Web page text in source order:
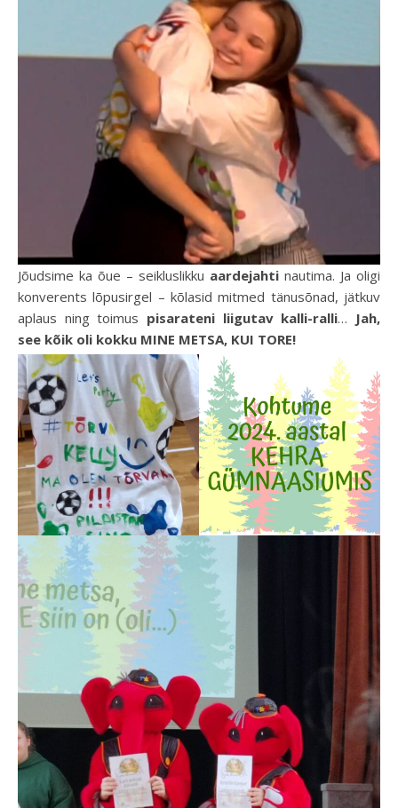
Jõudsime ka õue – seikluslikku aardejahti nautima. Ja oligi
konverents lõpusirgel – kõlasid mitmed tänusõnad, jätkuv
aplaus ning toimus pisarateni liigutav kalli-ralli… Jah,
see kõik oli kokku MINE METSA, KUI TORE!